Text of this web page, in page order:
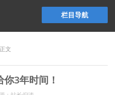
栏目导航
文
3年时间！